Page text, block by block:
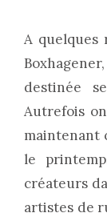
A quelques
destinée
Autrefois
maintenant
le
créateurs
artistes de